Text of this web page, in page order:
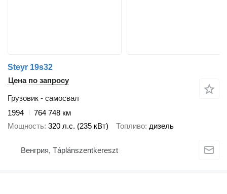
Steyr 19s32
Цена по запросу
Грузовик - самосвал
1994
764 748 км
Мощность 320 л.с. (235 кВт) Топливо дизель
Венгрия, Táplánszentkereszt